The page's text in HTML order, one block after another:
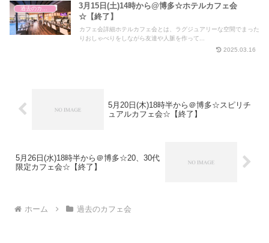
過去のカフェ会
3月15日(土)14時から@博多☆ホテルカフェ会
☆【終了】
カフェ会詳細ホテルカフェ会とは、ラグジュアリーな空間でまった
りおしゃべりをしながら友達や人脈を作って...
2025.03.16
5月20日(木)18時半から＠博多☆スピリチ
ュアルカフェ会☆【終了】
5月26日(水)18時半から＠博多☆20、30代
限定カフェ会☆【終了】
ホーム 過去のカフェ会